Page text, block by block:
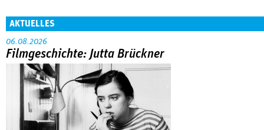
AKTUELLES
06.08.2026
Filmgeschichte: Jutta Brückner